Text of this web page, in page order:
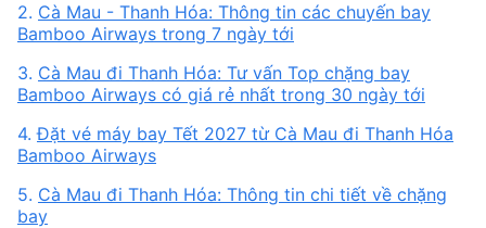
2. Cà Mau - Thanh Hóa: Thông tin các chuyến bay
Bamboo Airways trong 7 ngày tới
3. Cà Mau đi Thanh Hóa: Tư vấn Top chặng bay
Bamboo Airways có giá rẻ nhất trong 30 ngày tới
4.Đặt vé máy bay Tết 2027 từ Cà Mau đi Thanh Hóa
Bamboo Airways
5. Cà Mau đi Thanh Hóa: Thông tin chi tiết về chặng
bay